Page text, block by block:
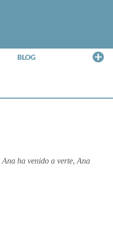
BLOG
Ana ha venido a verte, Ana